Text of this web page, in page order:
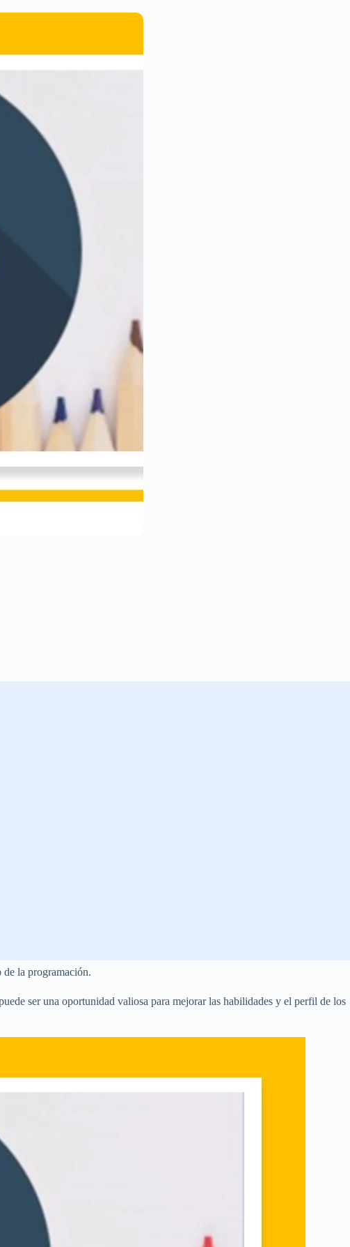
la programación.
ser una oportunidad valiosa para mejorar las habilidades y el perfil de los